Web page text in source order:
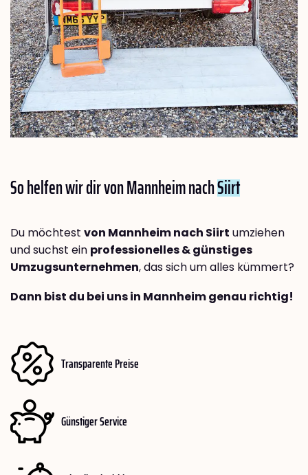
So helfen wir dir von Mannheim nachSiirt
Du möchtest von Mannheim nach Siirt umziehen
und suchst ein professionelles & günstiges
Umzugsunternehmen, das sich um alles kümmert?
Dann bist du bei uns in Mannheim genau richtig!
Transparente Preise
Günstiger Service